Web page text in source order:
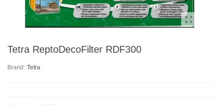
Tetra ReptoDecoFilter RDF300
Brand: Tetra